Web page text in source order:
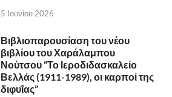
5 Ιουνίου 2026
Βιβλιοπαρουσίαση του νέου
βιβλίου του Χαράλαμπου
Νούτσου “Το Ιεροδιδασκαλείο
Βελλάς (1911-1989), οι καρποί της
διφυΐας”